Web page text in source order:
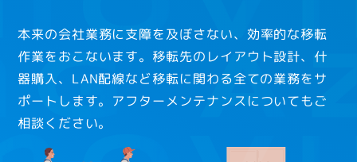
本来の会社業務に支障を及ぼさない、効率的な移転
作業をおこないます。移転先のレイアウト設計、什
器購入、LAN配線など移転に関わる全ての業務をサ
ポートします。アフターメンテナンスについてもご
相談ください。